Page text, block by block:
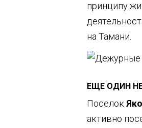
принципу
на Тамани.
ЕЩЕ ОДИН
Поселок
активно